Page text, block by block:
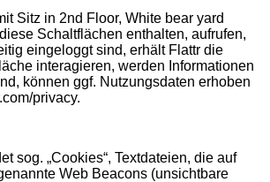
Sitz in 2nd Floor, White bear yard
Schaltflächen enthalten, aufrufen,
eingeloggt sind, erhält Flattr die
interagieren, werden Informationen
können ggf. Nutzungsdaten erhoben
privacy.
sog. „Cookies“, Textdateien, die auf
Web Beacons (unsichtbare